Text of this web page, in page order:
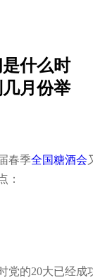
什么时
月份举
春季全国糖酒会
：
党的20大已经